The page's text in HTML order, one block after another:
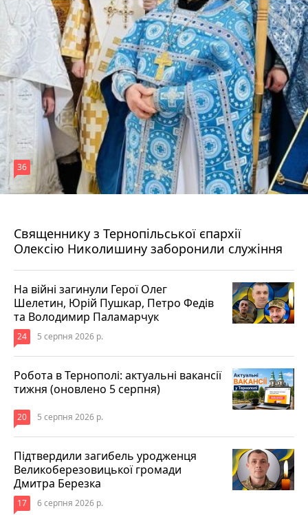
Священнику з Тернопільської єпархії
Олексію Николишину заборонили служіння
36
На війні загинули Герої Олег
Шелетин, Юрій Пушкар, Петро Федів
та Володимир Паламарчук
24 5 серпня 2026 р.
Робота в Тернополі: актуальні вакансії
тижня (оновлено 5 серпня)
20 5 серпня 2026 р.
Підтвердили загибель уродженця
Великоберезовицької громади
Дмитра Березка
17 6 серпня 2026 р.